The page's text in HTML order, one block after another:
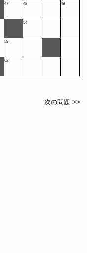
47 48 49
54
59
62
次の問題 >>